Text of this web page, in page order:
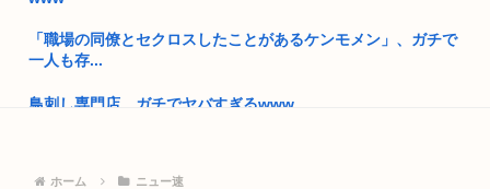
か？」←これ...
「職場の同僚とセクロスしたことがあるケンモメン」、ガチで
一人も存...
鳥刺し専門店、ガチでヤバすぎるwww
ホーム ニュー速